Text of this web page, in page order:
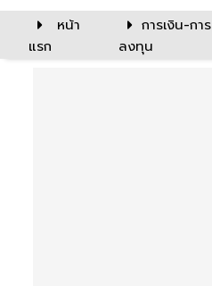
หน้า
แรก
การเงิน-การ
ลงทุน